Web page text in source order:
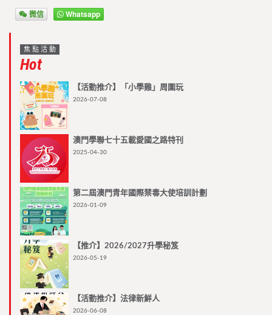
微信 Whatsapp
焦點活動
Hot
【活動推介】「小學雞」周圍玩
2026-07-08
澳門學聯七十五載愛國之路特刊
2025-04-30
第二屆澳門青年國際禁毒大使培訓計劃
2026-01-09
【推介】2026/2027升學秘笈
2026-05-19
【活動推介】法律新鮮人
2026-06-08